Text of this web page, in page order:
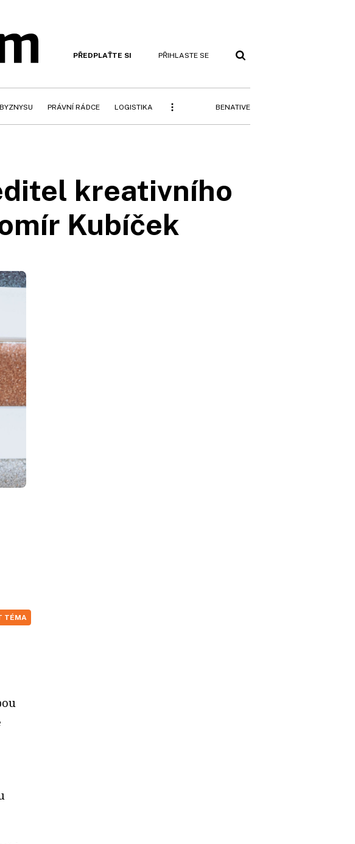
PŘEDPLAŤTE SI PŘIHLASTE SE
PRÁVNÍ RÁDCE LOGISTIKA BENATIVE
kreativního
Kubíček
TÉMA